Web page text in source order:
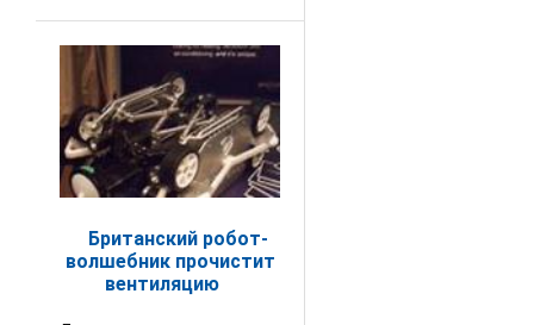
Британский робот-
волшебник прочистит
вентиляцию